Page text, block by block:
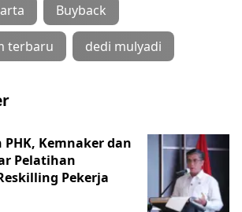
Buyback
terbaru dedi mulyadi
Kemnaker dan
Pelatihan
Pekerja